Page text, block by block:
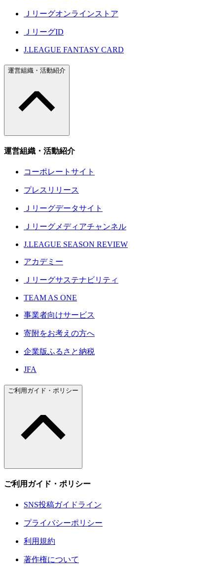
Ｊリーグオンラインストア
ＪリーグID
J.LEAGUE FANTASY CARD
運営組織・活動紹介
運営組織・活動紹介
コーポレートサイト
プレスリリース
Ｊリーグデータサイト
Ｊリーグメディアチャンネル
J.LEAGUE SEASON REVIEW
アカデミー
Ｊリーグサステナビリティ
TEAM AS ONE
事業者向けサービス
寄附をお考えの方へ
企業版ふるさと納税
JFA
ご利用ガイド・ポリシー
ご利用ガイド・ポリシー
SNS投稿ガイドライン
プライバシーポリシー
利用規約
著作権について